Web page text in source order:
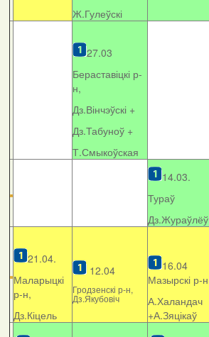
Ж.Гулеўскі
27.03
Бераставіцкі р-
н,
Дз.Вінчэўскі +
Дз.Табуноў +
Т.Смыкоўская
14.03.
Тураў
Дз.Жураўлёў
21.04.
Маларыцкі
р-н,
Дз.Кіцель
12.04
Гродзенскі р-н,
Дз.Якубовіч
16.04
Мазырскі р-н
А.Халандач
+А.Зяцікаў